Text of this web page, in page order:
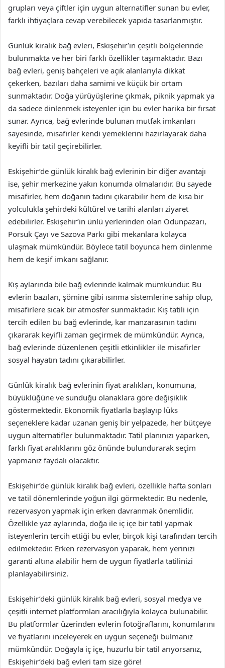
grupları veya çiftler için uygun alternatifler sunan bu evler,
farklı ihtiyaçlara cevap verebilecek yapıda tasarlanmıştır.
Günlük kiralık bağ evleri, Eskişehir’in çeşitli bölgelerinde
bulunmakta ve her biri farklı özellikler taşımaktadır. Bazı
bağ evleri, geniş bahçeleri ve açık alanlarıyla dikkat
çekerken, bazıları daha samimi ve küçük bir ortam
sunmaktadır. Doğa yürüyüşlerine çıkmak, piknik yapmak ya
da sadece dinlenmek isteyenler için bu evler harika bir fırsat
sunar. Ayrıca, bağ evlerinde bulunan mutfak imkanları
sayesinde, misafirler kendi yemeklerini hazırlayarak daha
keyifli bir tatil geçirebilirler.
Eskişehir’de günlük kiralık bağ evlerinin bir diğer avantajı
ise, şehir merkezine yakın konumda olmalarıdır. Bu sayede
misafirler, hem doğanın tadını çıkarabilir hem de kısa bir
yolculukla şehirdeki kültürel ve tarihi alanları ziyaret
edebilirler. Eskişehir’in ünlü yerlerinden olan Odunpazarı,
Porsuk Çayı ve Sazova Parkı gibi mekanlara kolayca
ulaşmak mümkündür. Böylece tatil boyunca hem dinlenme
hem de keşif imkanı sağlanır.
Kış aylarında bile bağ evlerinde kalmak mümkündür. Bu
evlerin bazıları, şömine gibi ısınma sistemlerine sahip olup,
misafirlere sıcak bir atmosfer sunmaktadır. Kış tatili için
tercih edilen bu bağ evlerinde, kar manzarasının tadını
çıkararak keyifli zaman geçirmek de mümkündür. Ayrıca,
bağ evlerinde düzenlenen çeşitli etkinlikler ile misafirler
sosyal hayatın tadını çıkarabilirler.
Günlük kiralık bağ evlerinin fiyat aralıkları, konumuna,
büyüklüğüne ve sunduğu olanaklara göre değişiklik
göstermektedir. Ekonomik fiyatlarla başlayıp lüks
seçeneklere kadar uzanan geniş bir yelpazede, her bütçeye
uygun alternatifler bulunmaktadır. Tatil planınızı yaparken,
farklı fiyat aralıklarını göz önünde bulundurarak seçim
yapmanız faydalı olacaktır.
Eskişehir’de günlük kiralık bağ evleri, özellikle hafta sonları
ve tatil dönemlerinde yoğun ilgi görmektedir. Bu nedenle,
rezervasyon yapmak için erken davranmak önemlidir.
Özellikle yaz aylarında, doğa ile iç içe bir tatil yapmak
isteyenlerin tercih ettiği bu evler, birçok kişi tarafından tercih
edilmektedir. Erken rezervasyon yaparak, hem yerinizi
garanti altına alabilir hem de uygun fiyatlarla tatilinizi
planlayabilirsiniz.
Eskişehir’deki günlük kiralık bağ evleri, sosyal medya ve
çeşitli internet platformları aracılığıyla kolayca bulunabilir.
Bu platformlar üzerinden evlerin fotoğraflarını, konumlarını
ve fiyatlarını inceleyerek en uygun seçeneği bulmanız
mümkündür. Doğayla iç içe, huzurlu bir tatil arıyorsanız,
Eskişehir’deki bağ evleri tam size göre!